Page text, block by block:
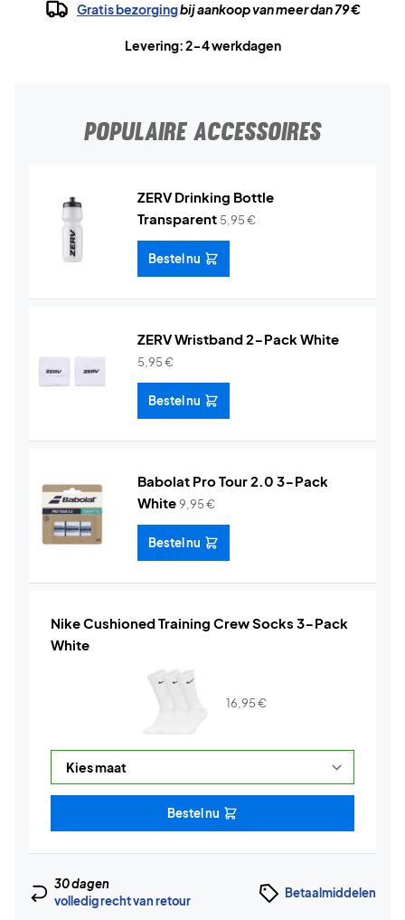
Gratis bezorgingbij aankoop van meer dan 79 €
Levering: 2-4 werkdagen
POPULAIRE ACCESSOIRES
ZERV Drinking Bottle
Transparent 5,95€
Bestel nu
ZERV Wristband 2-Pack White
5,95€
Bestel nu
Babolat Pro Tour 2.0 3-Pack
White9,95€
Bestel nu
Nike Cushioned Training Crew Socks 3-Pack
White
16,95€
Bestel nu
30 dagen
volledig recht van retour
Betaalmiddelen